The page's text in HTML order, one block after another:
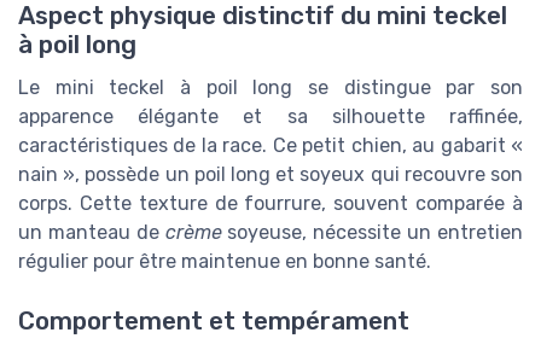
Aspect physique distinctif du mini teckel
à poil long
Le mini teckel à poil long se distingue par son
apparence élégante et sa silhouette raffinée,
caractéristiques de la race. Ce petit chien, au gabarit «
nain », possède un poil long et soyeux qui recouvre son
corps. Cette texture de fourrure, souvent comparée à
un manteau de crèmesoyeuse, nécessite un entretien
régulier pour être maintenue en bonne santé.
Comportement et tempérament